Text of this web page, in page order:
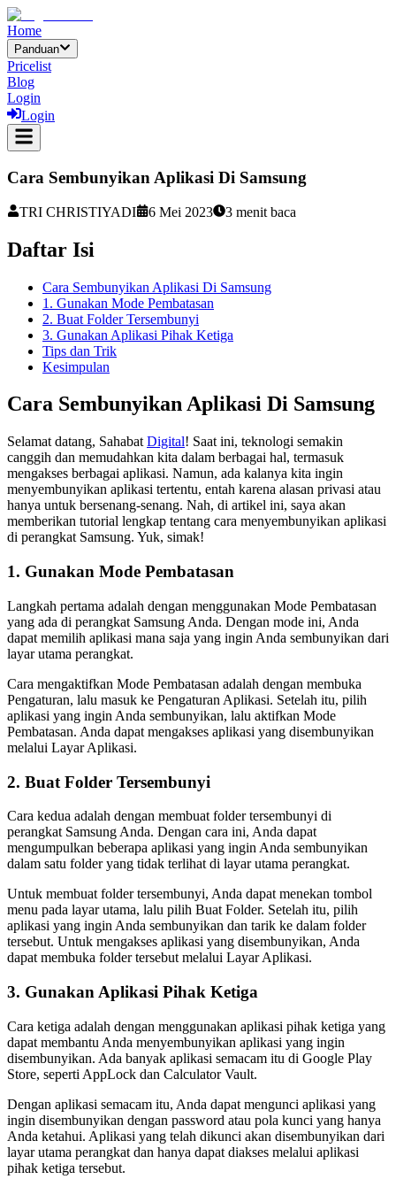
Home
Panduan
Pricelist
Blog
Login
Login
Cara Sembunyikan Aplikasi Di Samsung
TRI CHRISTIYADI 6 Mei 2023 3 menit baca
Daftar Isi
Cara Sembunyikan Aplikasi Di Samsung
1. Gunakan Mode Pembatasan
2. Buat Folder Tersembunyi
3. Gunakan Aplikasi Pihak Ketiga
Tips dan Trik
Kesimpulan
Cara Sembunyikan Aplikasi Di Samsung
Selamat datang, Sahabat Digital! Saat ini, teknologi semakin
canggih dan memudahkan kita dalam berbagai hal, termasuk
mengakses berbagai aplikasi. Namun, ada kalanya kita ingin
menyembunyikan aplikasi tertentu, entah karena alasan privasi atau
hanya untuk bersenang-senang. Nah, di artikel ini, saya akan
memberikan tutorial lengkap tentang cara menyembunyikan aplikasi
di perangkat Samsung. Yuk, simak!
1. Gunakan Mode Pembatasan
Langkah pertama adalah dengan menggunakan Mode Pembatasan
yang ada di perangkat Samsung Anda. Dengan mode ini, Anda
dapat memilih aplikasi mana saja yang ingin Anda sembunyikan dari
layar utama perangkat.
Cara mengaktifkan Mode Pembatasan adalah dengan membuka
Pengaturan, lalu masuk ke Pengaturan Aplikasi. Setelah itu, pilih
aplikasi yang ingin Anda sembunyikan, lalu aktifkan Mode
Pembatasan. Anda dapat mengakses aplikasi yang disembunyikan
melalui Layar Aplikasi.
2. Buat Folder Tersembunyi
Cara kedua adalah dengan membuat folder tersembunyi di
perangkat Samsung Anda. Dengan cara ini, Anda dapat
mengumpulkan beberapa aplikasi yang ingin Anda sembunyikan
dalam satu folder yang tidak terlihat di layar utama perangkat.
Untuk membuat folder tersembunyi, Anda dapat menekan tombol
menu pada layar utama, lalu pilih Buat Folder. Setelah itu, pilih
aplikasi yang ingin Anda sembunyikan dan tarik ke dalam folder
tersebut. Untuk mengakses aplikasi yang disembunyikan, Anda
dapat membuka folder tersebut melalui Layar Aplikasi.
3. Gunakan Aplikasi Pihak Ketiga
Cara ketiga adalah dengan menggunakan aplikasi pihak ketiga yang
dapat membantu Anda menyembunyikan aplikasi yang ingin
disembunyikan. Ada banyak aplikasi semacam itu di Google Play
Store, seperti AppLock dan Calculator Vault.
Dengan aplikasi semacam itu, Anda dapat mengunci aplikasi yang
ingin disembunyikan dengan password atau pola kunci yang hanya
Anda ketahui. Aplikasi yang telah dikunci akan disembunyikan dari
layar utama perangkat dan hanya dapat diakses melalui aplikasi
pihak ketiga tersebut.